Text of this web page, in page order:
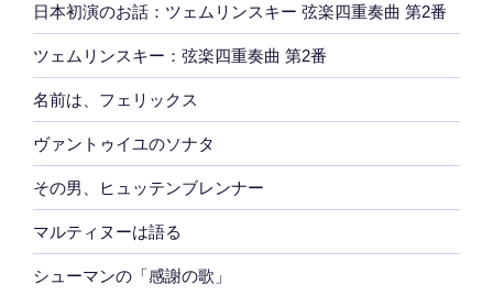
日本初演のお話：ツェムリンスキー 弦楽四重奏曲 第2番
ツェムリンスキー：弦楽四重奏曲 第2番
名前は、フェリックス
ヴァントゥイユのソナタ
その男、ヒュッテンブレンナー
マルティヌーは語る
シューマンの「感謝の歌」